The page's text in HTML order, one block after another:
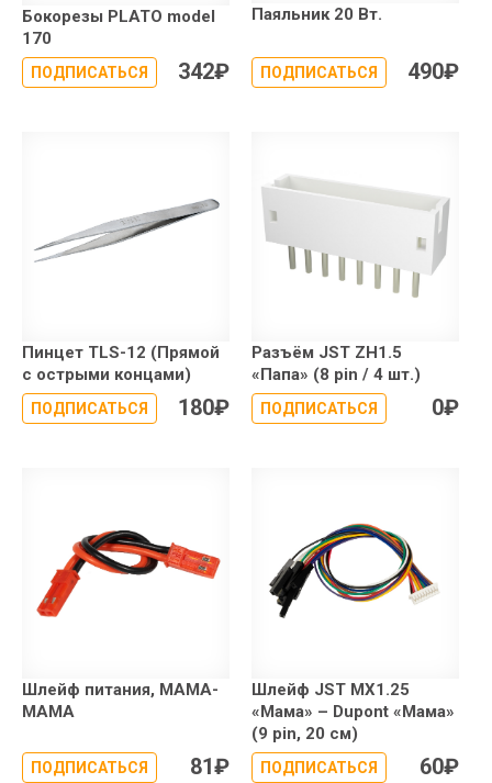
Бокорезы PLATO model
170
ПОДПИСАТЬСЯ 342₽
Паяльник 20 Вт.
ПОДПИСАТЬСЯ 490₽
Пинцет TLS-12 (Прямой
с острыми концами)
ПОДПИСАТЬСЯ 180₽
Разъём JST ZH1.5
«Папа» (8 pin / 4 шт.)
ПОДПИСАТЬСЯ 0₽
Шлейф питания, МАМА-
МАМА
ПОДПИСАТЬСЯ 81₽
Шлейф JST MX1.25
«Мама» – Dupont «Мама»
(9 pin, 20 см)
ПОДПИСАТЬСЯ 60₽